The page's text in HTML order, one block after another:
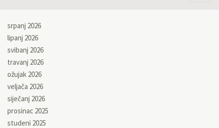
srpanj 2026
lipanj 2026
svibanj 2026
travanj 2026
ožujak 2026
veljača 2026
siječanj 2026
prosinac 2025
studeni 2025